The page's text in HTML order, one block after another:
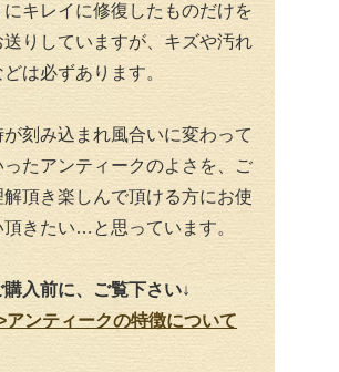
にキレイに修復したものだけを
送りしていますが、キズや汚れ
どは必ずあります。
が刻み込まれ風合いに変わって
ったアンティークのよさを、ご
解頂き楽しんで頂ける方にお使
頂きたい…と思っています。
購入前に、ご覧下さい↓
アンティークの特徴について